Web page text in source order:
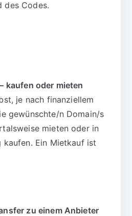
des Codes.
kaufen oder mieten
je nach finanziellem
gewünschte/n Domain/s
mieten oder in
kaufen. Ein Mietkauf ist
zu einem Anbieter